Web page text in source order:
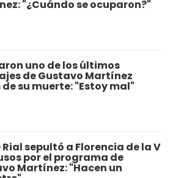
"¿Cuándo se ocuparon?"
uno de los últimos
de Gustavo Martínez
su muerte: "Estoy mal"
sepultó a Florencia de la V
por el programa de
Martínez: "Hacen un